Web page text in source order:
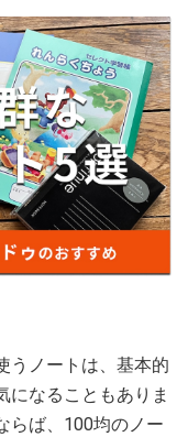
うノートは、基本的
になることもありま
らば、100均のノー